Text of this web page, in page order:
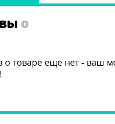
0
о товаре еще нет - ваш